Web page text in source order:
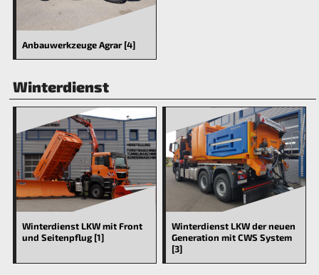
Anbauwerkzeuge Agrar [4]
Winterdienst
Winterdienst LKW mit Front
und Seitenpflug [1]
Winterdienst LKW der neuen
Generation mit CWS System
[3]